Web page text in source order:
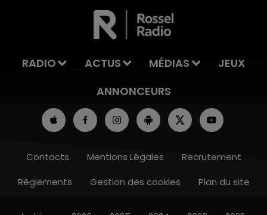
LA TEAM DE L'ÉTÉ
RADIO ACTUS MÉDIAS
JEUX
ANNONCEURS
Contacts Mentions Légales
Recrutement
Règlements
Gestion des cookies Plan du site